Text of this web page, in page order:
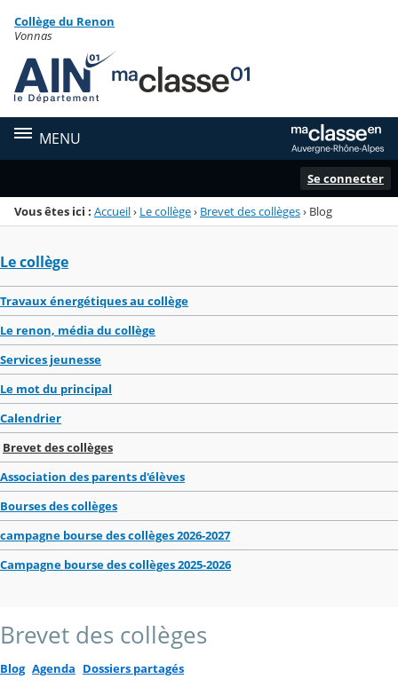
Menu de la rubrique
Contenu
Collège du Renon
Vonnas
MENU
Se connecter
Vous êtes ici : Accueil› Le collège› Brevet des collèges› Blog
Le collège
Travaux énergétiques au collège
Le renon, média du collège
Services jeunesse
Le mot du principal
Calendrier
Brevet des collèges
Association des parents d'élèves
Bourses des collèges
campagne bourse des collèges 2026-2027
Campagne bourse des collèges 2025-2026
Brevet des collèges
Blog Agenda Dossiers partagés